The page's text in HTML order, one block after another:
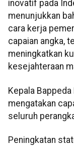
inovatif pada
menunjukkan
cara kerja
capaian angka,
meningkatkan
kesejahteraan
Kepala
mengatakan
seluruh
Peningkatan